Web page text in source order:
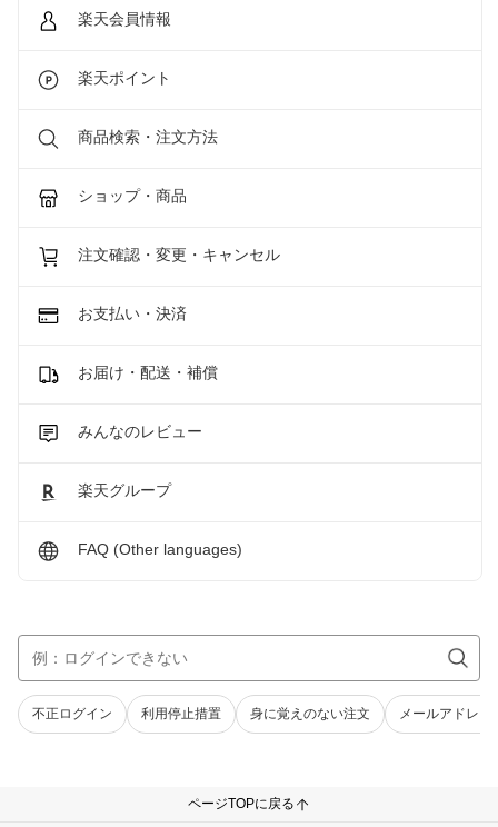
楽天会員情報
楽天ポイント
商品検索・注文方法
ショップ・商品
注文確認・変更・キャンセル
お支払い・決済
お届け・配送・補償
みんなのレビュー
楽天グループ
FAQ (Other languages)
不正ログイン 利用停止措置 身に覚えのない注文 メールアドレス
ページTOPに戻る